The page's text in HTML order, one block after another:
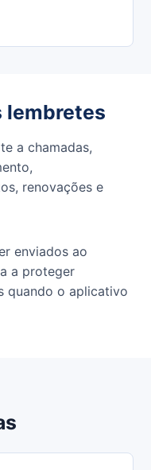
lembretes
a chamadas,
renovações e
enviados ao
a proteger
quando o aplicativo